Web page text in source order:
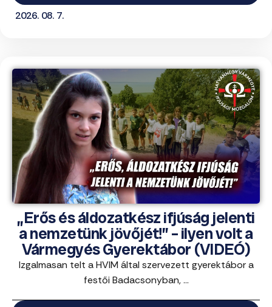
2026. 08. 7.
„Erős és áldozatkész ifjúság jelenti
a nemzetünk jövőjét!” – ilyen volt a
Vármegyés Gyerektábor (VIDEÓ)
Izgalmasan telt a HVIM által szervezett gyerektábor a
festői Badacsonyban, ...